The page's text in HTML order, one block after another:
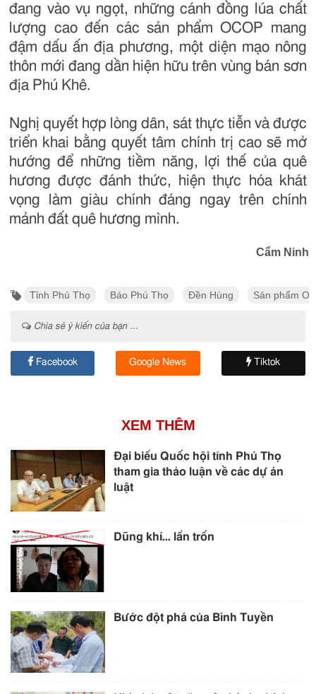
đang vào vụ ngọt, những cánh đồng lúa chất
lượng cao đến các sản phẩm OCOP mang
đậm dấu ấn địa phương, một diện mạo nông
thôn mới đang dần hiện hữu trên vùng bán sơn
địa Phú Khê.
Nghị quyết hợp lòng dân, sát thực tiễn và được
triển khai bằng quyết tâm chính trị cao sẽ mở
hướng để những tiềm năng, lợi thế của quê
hương được đánh thức, hiện thực hóa khát
vọng làm giàu chính đáng ngay trên chính
mảnh đất quê hương mình.
Cẩm Ninh
Tỉnh Phú Thọ Báo Phú Thọ Đền Hùng Sản phẩm
Chia sẻ ý kiến của bạn ...
Facebook Google News Tiktok
XEM THÊM
Đại biểu Quốc hội tỉnh Phú Thọ
tham gia thảo luận về các dự án
luật
Dũng khí… lẩn trốn
Bước đột phá của Bình Tuyền